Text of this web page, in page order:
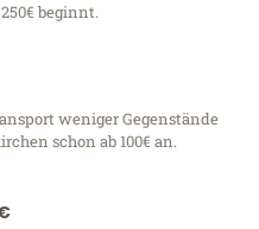
beginnt.
weniger Gegenstände
schon ab 100€ an.